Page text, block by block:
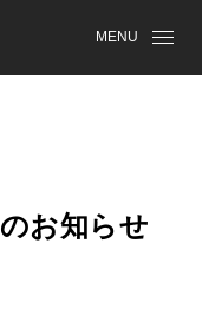
MENU
のお知らせ